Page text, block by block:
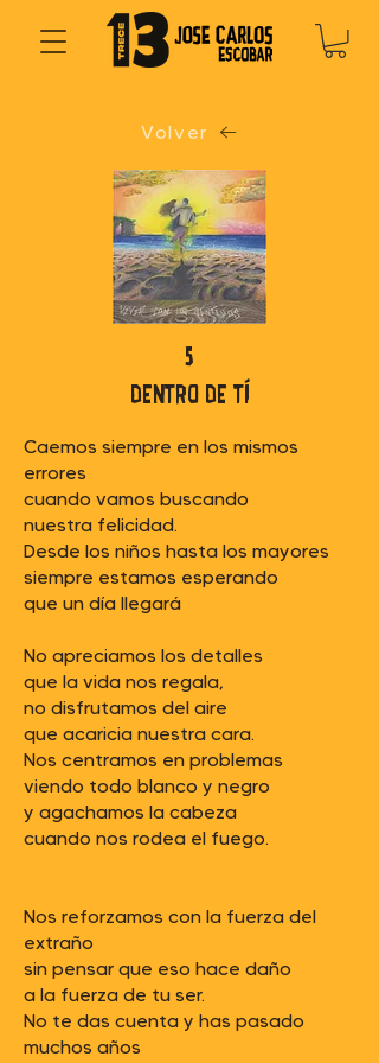
Volver
5
dentro de tí
Caemos siempre en los mismos
errores
cuando vamos buscando
nuestra felicidad.
Desde los niños hasta los mayores
siempre estamos esperando
que un día llegará
No apreciamos los detalles
que la vida nos regala,
no disfrutamos del aire
que acaricia nuestra cara.
Nos centramos en problemas
viendo todo blanco y negro
y agachamos la cabeza
cuando nos rodea el fuego.
Nos reforzamos con la fuerza del
extraño
sin pensar que eso hace daño
a la fuerza de tu ser.
No te das cuenta y has pasado
muchos años